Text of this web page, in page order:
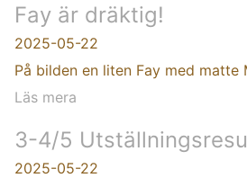
Fay är dräktig!
2025-05-22
På bilden en liten Fay med matte
Läs mera
3-4/5
2025-05-22